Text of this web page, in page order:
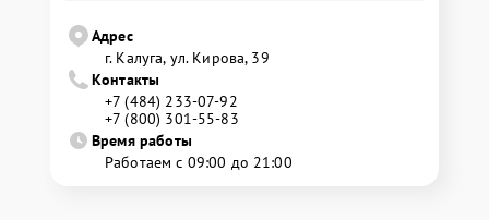
Адрес
г. Калуга, ул. Кирова, 39
Контакты
+7 (484) 233-07-92
+7 (800) 301-55-83
Время работы
Работаем с 09:00 до 21:00